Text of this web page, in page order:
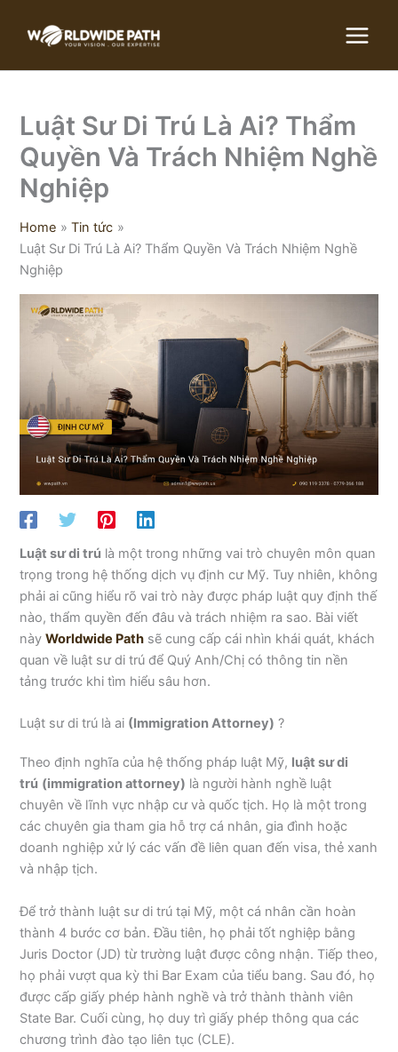
Luật Sư Di Trú Là Ai? Thẩm
Quyền Và Trách Nhiệm Nghề
Nghiệp
Home
Tin tức
Luật Sư Di Trú Là Ai? Thẩm Quyền Và Trách Nhiệm Nghề
Nghiệp
Luật sư di trú là một trong những vai trò chuyên môn quan
trọng trong hệ thống dịch vụ định cư Mỹ. Tuy nhiên, không
phải ai cũng hiểu rõ vai trò này được pháp luật quy định thế
nào, thẩm quyền đến đâu và trách nhiệm ra sao. Bài viết
nàyWorldwide Path sẽ cung cấp cái nhìn khái quát, khách
quan về luật sư di trú để Quý Anh/Chị có thông tin nền
tảng trước khi tìm hiểu sâu hơn.
Luật sư di trú là ai (Immigration Attorney) ?
Theo định nghĩa của hệ thống pháp luật Mỹ, luật sư di
trú (immigration attorney) là người hành nghề luật
chuyên về lĩnh vực nhập cư và quốc tịch. Họ là một trong
các chuyên gia tham gia hỗ trợ cá nhân, gia đình hoặc
doanh nghiệp xử lý các vấn đề liên quan đến visa, thẻ xanh
và nhập tịch.
Để trở thành luật sư di trú tại Mỹ, một cá nhân cần hoàn
thành 4 bước cơ bản. Đầu tiên, họ phải tốt nghiệp bằng
Juris Doctor (JD) từ trường luật được công nhận. Tiếp theo,
họ phải vượt qua kỳ thi Bar Exam của tiểu bang. Sau đó, họ
được cấp giấy phép hành nghề và trở thành thành viên
State Bar. Cuối cùng, họ duy trì giấy phép thông qua các
chương trình đào tạo liên tục (CLE).